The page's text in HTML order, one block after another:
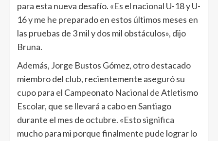
para esta nueva desafío. «Es el nacional U-18 y U-
16 y me he preparado en estos últimos meses en
las pruebas de 3 mil y dos mil obstáculos», dijo
Bruna.
Además, Jorge Bustos Gómez, otro destacado
miembro del club, recientemente aseguró su
cupo para el Campeonato Nacional de Atletismo
Escolar, que se llevará a cabo en Santiago
durante el mes de octubre. «Esto significa
mucho para mi porque finalmente pude lograr lo